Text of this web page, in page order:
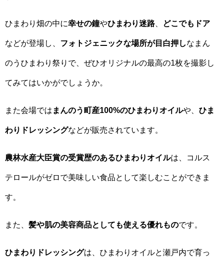
ひまわり畑の中に幸せの鐘やひまわり迷路 どこでもドア
などが登場し、 フォトジェニックな場所が目白押しなまん
のうひまわり祭りで、ぜひオリジナルの最高の1枚を撮影し
てみてはいかがでしょうか。
また会場では まんのう町産100%のひまわりオイルや、 ひま
わりドレッシングなどが販売されています。
農林水産大臣賞の受賞歴のあるひまわりオイルは、コルス
テロールがゼロで美味しい食品として楽しむことができま
す。
また、 髪や肌の美容商品としても使える優れものです。
ひまわりドレッシングは、ひまわりオイルと瀬戸内で育っ